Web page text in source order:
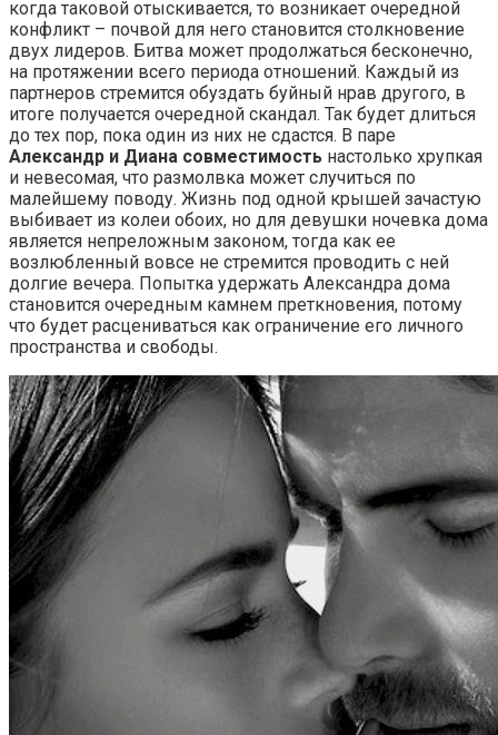
когда таковой отыскивается, то возникает очередной
конфликт – почвой для него становится столкновение
двух лидеров. Битва может продолжаться бесконечно,
на протяжении всего периода отношений. Каждый из
партнеров стремится обуздать буйный нрав другого, в
итоге получается очередной скандал. Так будет длиться
до тех пор, пока один из них не сдастся. В паре
Александр и Диана совместимость настолько хрупкая
и невесомая, что размолвка может случиться по
малейшему поводу. Жизнь под одной крышей зачастую
выбивает из колеи обоих, но для девушки ночевка дома
является непреложным законом, тогда как ее
возлюбленный вовсе не стремится проводить с ней
долгие вечера. Попытка удержать Александра дома
становится очередным камнем преткновения, потому
что будет расцениваться как ограничение его личного
пространства и свободы.